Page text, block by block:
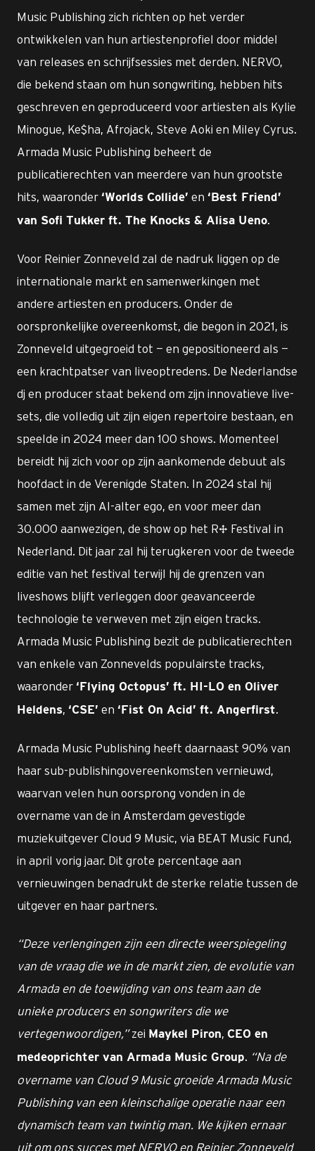
Music Publishing zich richten op het verder
ontwikkelen van hun artiestenprofiel door middel
van releases en schrijfsessies met derden. NERVO,
die bekend staan om hun songwriting, hebben hits
geschreven en geproduceerd voor artiesten als Kylie
Minogue, Ke$ha, Afrojack, Steve Aoki en Miley Cyrus.
Armada Music Publishing beheert de
publicatierechten van meerdere van hun grootste
hits, waaronder ‘Worlds Collide’ en ‘Best Friend’
van Sofi Tukker ft. The Knocks & Alisa Ueno.
Voor Reinier Zonneveld zal de nadruk liggen op de
internationale markt en samenwerkingen met
andere artiesten en producers. Onder de
oorspronkelijke overeenkomst, die begon in 2021, is
Zonneveld uitgegroeid tot — en gepositioneerd als —
een krachtpatser van liveoptredens. De Nederlandse
dj en producer staat bekend om zijn innovatieve live-
sets, die volledig uit zijn eigen repertoire bestaan, en
speelde in 2024 meer dan 100 shows. Momenteel
bereidt hij zich voor op zijn aankomende debuut als
hoofdact in de Verenigde Staten. In 2024 stal hij
samen met zijn AI-alter ego, en voor meer dan
30.000 aanwezigen, de show op het R² Festival in
Nederland. Dit jaar zal hij terugkeren voor de tweede
editie van het festival terwijl hij de grenzen van
liveshows blijft verleggen door geavanceerde
technologie te verweven met zijn eigen tracks.
Armada Music Publishing bezit de publicatierechten
van enkele van Zonnevelds populairste tracks,
waaronder ‘Flying Octopus’ ft. HI-LO en Oliver
Heldens, ‘CSE’ en ‘Fist On Acid’ ft. Angerfirst.
Armada Music Publishing heeft daarnaast 90% van
haar sub-publishingovereenkomsten vernieuwd,
waarvan velen hun oorsprong vonden in de
overname van de in Amsterdam gevestigde
muziekuitgever Cloud 9 Music, via BEAT Music Fund,
in april vorig jaar. Dit grote percentage aan
vernieuwingen benadrukt de sterke relatie tussen de
uitgever en haar partners.
“Deze verlengingen zijn een directe weerspiegeling
van de vraag die we in de markt zien, de evolutie van
Armada en de toewijding van ons team aan de
unieke producers en songwriters die we
vertegenwoordigen,”zei Maykel Piron, CEO en
medeoprichter van Armada Music Group. “Na de
overname van Cloud 9 Music groeide Armada Music
Publishing van een kleinschalige operatie naar een
dynamisch team van twintig man. We kijken ernaar
uit om ons succes met NERVO en Reinier Zonneveld